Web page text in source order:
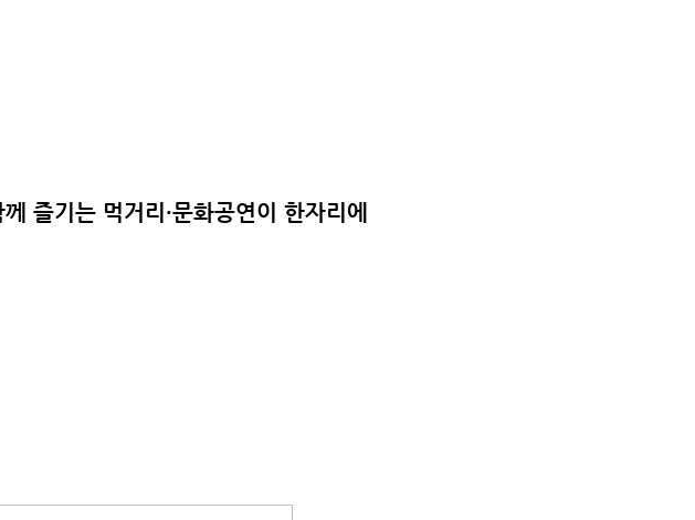
즐기는 먹거리·문화공연이 한자리에